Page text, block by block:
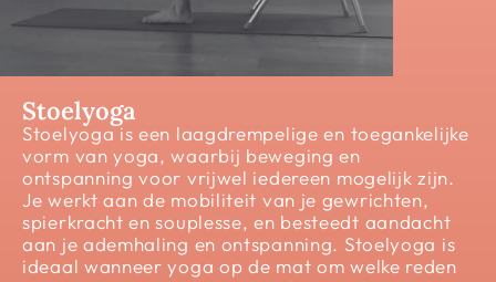
Stoelyoga
Stoelyoga is een laagdrempelige en toegankelijke
vorm van yoga, waarbij beweging en
ontspanning voor vrijwel iedereen mogelijk zijn.
Je werkt aan de mobiliteit van je gewrichten,
spierkracht en souplesse, en besteedt aandacht
aan je ademhaling en ontspanning. Stoelyoga is
ideaal wanneer yoga op de mat om welke reden